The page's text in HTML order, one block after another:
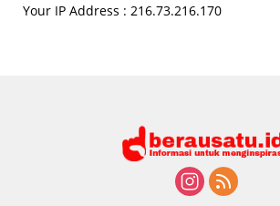
Your IP Address : 216.73.216.170